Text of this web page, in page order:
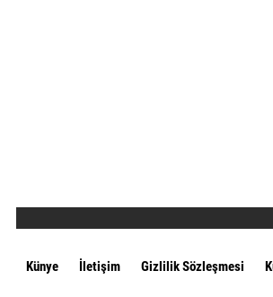
Künye İletişim Gizlilik Sözleşmesi